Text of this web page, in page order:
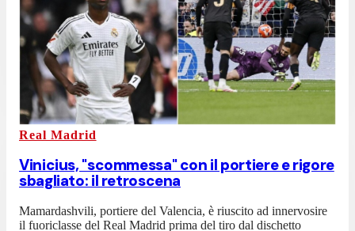
Real Madrid
Vinicius, "scommessa" con il portiere e rigore
sbagliato: il retroscena
Mamardashvili, portiere del Valencia, è riuscito ad innervosire
il fuoriclasse del Real Madrid prima del tiro dal dischetto